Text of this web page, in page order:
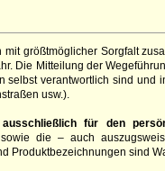
größtmöglicher Sorgfalt
Die Mitteilung der
verantwortlich sind
usw.).
für den
sowie die – auch
Produktbezeichnungen sind